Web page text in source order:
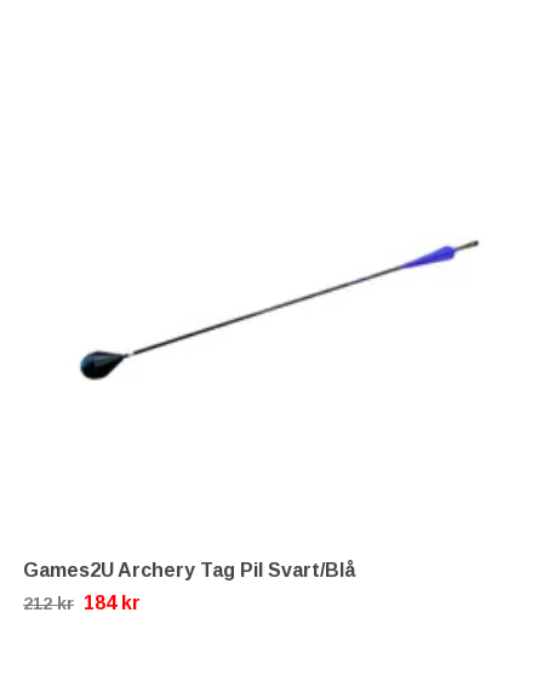
Games2U Archery Tag Pil Svart/Blå
212 kr 184 kr